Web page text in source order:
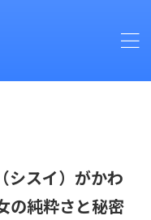
シスイ）がかわ
の純粋さと秘密